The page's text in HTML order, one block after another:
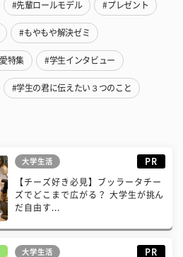
#先輩ロールモデル #プレゼント
#もやもや解決ゼミ
特集 #学生インタビュー
#学生の君に伝えたい３つのこと
大学生活 PR
【チーズ好き必見】ブッラータチー
ズでどこまで広がる？ 大学生が挑ん
だ自由す...
大学生活 PR